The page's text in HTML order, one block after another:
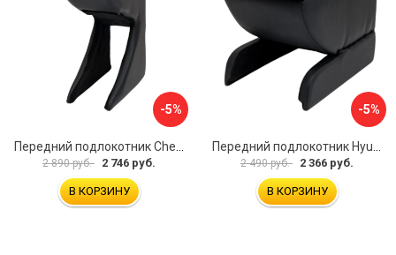
-5%
2 890 руб. 2 746 руб.
В КОРЗИНУ
-5%
2 490 руб. 2 366 руб.
В КОРЗИНУ